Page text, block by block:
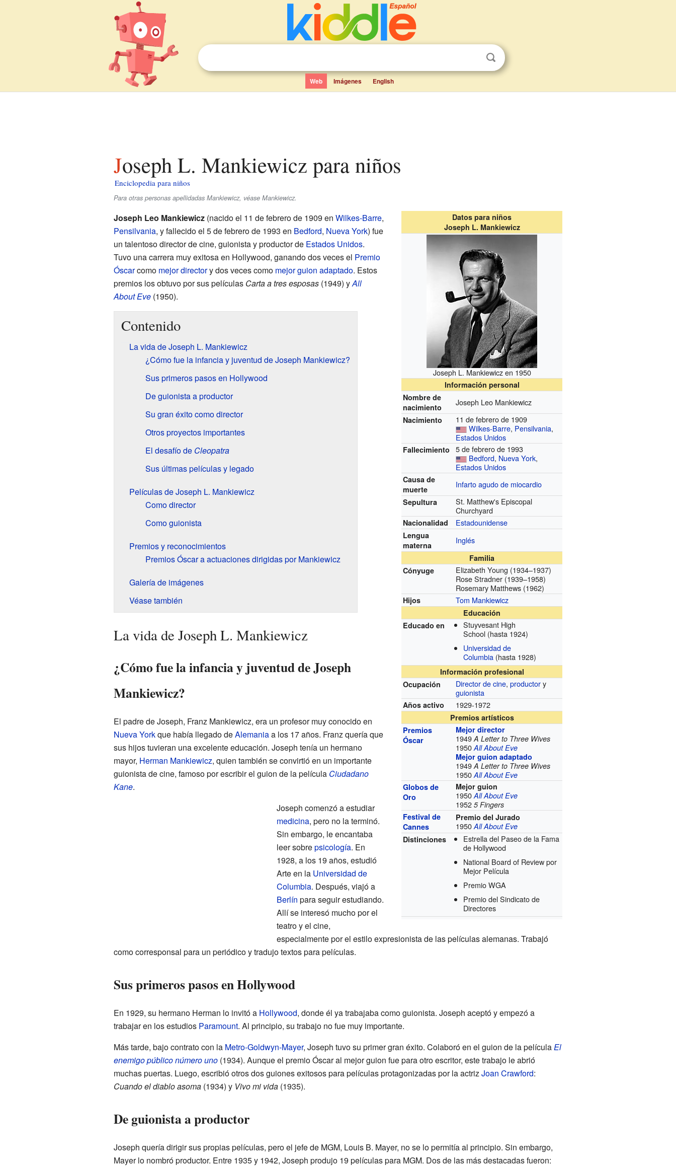
Web Imágenes English
Joseph L. Mankiewicz para niños
Enciclopedia para niños
Para otras personas apellidadas Mankiewicz, véase Mankiewicz.
Datos para niños
Joseph L. Mankiewicz
Joseph L. Mankiewicz en 1950
Información personal
Nombre de
nacimiento
Joseph Leo Mankiewicz
Nacimiento
11 de febrero de 1909
Wilkes-Barre, Pensilvania,
Estados Unidos
Fallecimiento
5 de febrero de 1993
Bedford, Nueva York,
Estados Unidos
Causa de
muerte
Infarto agudo de miocardio
Sepultura
St. Matthew's Episcopal
Churchyard
Nacionalidad Estadounidense
Lengua
materna
Inglés
Familia
Cónyuge
Elizabeth Young (1934–1937)
Rose Stradner (1939–1958)
Rosemary Matthews (1962)
Hijos Tom Mankiewicz
Educación
Educado en
Stuyvesant High
School (hasta 1924)
Universidad de
Columbia (hasta 1928)
Información profesional
Ocupación
Director de cine,productory
guionista
Años activo 1929-1972
Premios artísticos
Premios
Óscar
Mejor director
1949A Letter to Three Wives
1950All About Eve
Mejor guion adaptado
1949A Letter to Three Wives
1950All About Eve
Globos de
Oro
Mejor guion
1950All About Eve
19525 Fingers
Festival de
Cannes
Premio del Jurado
1950All About Eve
Distinciones
Estrella del Paseo de la Fama
de Hollywood
National Board of Review por
Mejor Película
Premio WGA
Premio del Sindicato de
Directores
Joseph Leo Mankiewicz(nacido el 11 de febrero de 1909 en Wilkes-Barre,
Pensilvania, y fallecido el 5 de febrero de 1993 en Bedford, Nueva York) fue
un talentoso director de cine, guionista y productor de Estados Unidos.
Tuvo una carrera muy exitosa en Hollywood, ganando dos veces el Premio
Óscarcomo mejor directory dos veces como mejor guion adaptado. Estos
premios los obtuvo por sus películas Carta a tres esposas(1949) yAll
About Eve(1950).
Contenido
La vida de Joseph L. Mankiewicz
¿Cómo fue la infancia y juventud de Joseph Mankiewicz?
Sus primeros pasos en Hollywood
De guionista a productor
Su gran éxito como director
Otros proyectos importantes
El desafío de Cleopatra
Sus últimas películas y legado
Películas de Joseph L. Mankiewicz
Como director
Como guionista
Premios y reconocimientos
Premios Óscar a actuaciones dirigidas por Mankiewicz
Galería de imágenes
Véase también
La vida de Joseph L. Mankiewicz
¿Cómo fue la infancia y juventud de Joseph
Mankiewicz?
El padre de Joseph, Franz Mankiewicz, era un profesor muy conocido en
Nueva Yorkque había llegado deAlemaniaa los 17 años. Franz quería que
sus hijos tuvieran una excelente educación. Joseph tenía un hermano
mayor, Herman Mankiewicz, quien también se convirtió en un importante
guionista de cine, famoso por escribir el guion de la película Ciudadano
Kane.
Joseph comenzó a estudiar
medicina, pero no la terminó.
Sin embargo, le encantaba
leer sobrepsicología. En
1928, a los 19 años, estudió
Arte en la Universidad de
Columbia. Después, viajó a
Berlín para seguir estudiando.
Allí se interesó mucho por el
teatro y el cine,
especialmente por el estilo expresionista de las películas alemanas. Trabajó
como corresponsal para un periódico y tradujo textos para películas.
Sus primeros pasos en Hollywood
En 1929, su hermano Herman lo invitó a Hollywood, donde él ya trabajaba como guionista. Joseph aceptó y empezó a
trabajar en los estudios Paramount. Al principio, su trabajo no fue muy importante.
Más tarde, bajo contrato con la Metro-Goldwyn-Mayer, Joseph tuvo su primer gran éxito. Colaboró en el guion de la películaEl
enemigo público número uno(1934). Aunque el premio Óscar al mejor guion fue para otro escritor, este trabajo le abrió
muchas puertas. Luego, escribió otros dos guiones exitosos para películas protagonizadas por la actrizJoan Crawford:
Cuando el diablo asoma(1934) y Vivo mi vida(1935).
De guionista a productor
Joseph quería dirigir sus propias películas, pero el jefe de MGM, Louis B. Mayer, no se lo permitía al principio. Sin embargo,
Mayer lo nombró productor. Entre 1935 y 1942, Joseph produjo 19 películas para MGM. Dos de las más destacadas fueron: